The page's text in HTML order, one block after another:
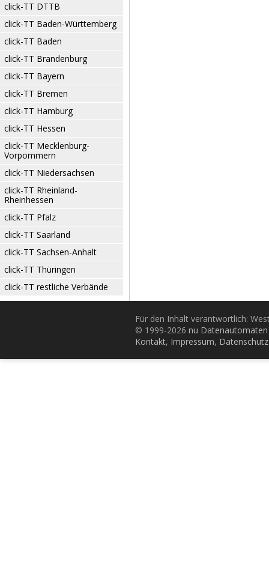
click-TT DTTB
click-TT Baden-Württemberg
click-TT Baden
click-TT Brandenburg
click-TT Bayern
click-TT Bremen
click-TT Hamburg
click-TT Hessen
click-TT Mecklenburg-
Vorpommern
click-TT Niedersachsen
click-TT Rheinland-
Rheinhessen
click-TT Pfalz
click-TT Saarland
click-TT Sachsen-Anhalt
click-TT Thüringen
click-TT restliche Verbände
Für den Inhalt verantwortlich:
© 1999-2026 nu
Kontakt, Impressum, Datenschutz